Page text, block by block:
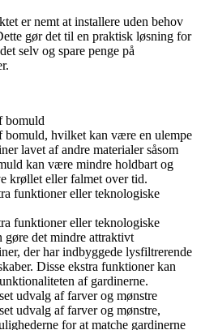
er nemt at installere uden behov
gør det til en praktisk løsning for
selv og spare penge på
bomuld
bomuld, hvilket kan være en ulempe
lavet af andre materialer såsom
kan være mindre holdbart og
krøllet eller falmet over tid.
funktioner eller teknologiske
funktioner eller teknologiske
det mindre attraktivt
der har indbyggede lysfiltrerende
Disse ekstra funktioner kan
af gardinerne.
udvalg af farver og mønstre
udvalg af farver og mønstre,
for at matche gardinerne